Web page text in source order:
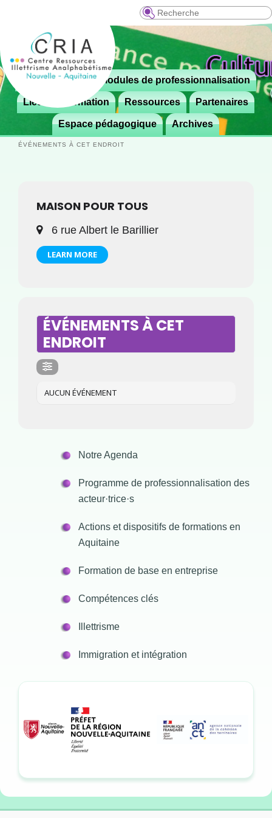
Recherche
Menu
principal
Aller
contenu
principal
Aller
contenu
secondaire
 Le CRIA Modules de professionnalisation
Lieux de formation Ressources Partenaires
Espace pédagogique Archives
ÉVÉNEMENTS À CET ENDROIT
MAISON POUR TOUS
6 rue Albert le Barillier
LEARN MORE
ÉVÉNEMENTS À CET
ENDROIT
AUCUN ÉVÉNEMENT
Notre Agenda
Programme de professionnalisation des
acteur·trice·s
Actions et dispositifs de formations en
Aquitaine
Formation de base en entreprise
Compétences clés
Illettrisme
Immigration et intégration